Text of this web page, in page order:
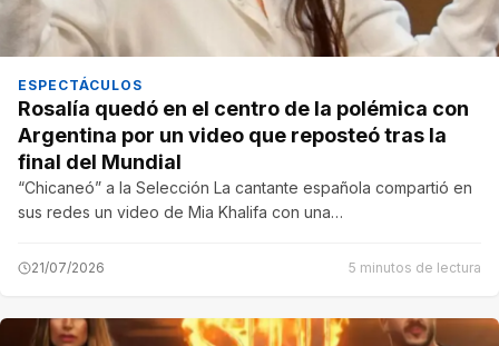
ESPECTÁCULOS
Rosalía quedó en el centro de la polémica con
Argentina por un video que reposteó tras la
final del Mundial
“Chicaneó” a la Selección La cantante española compartió en
sus redes un video de Mia Khalifa con una…
21/07/2026 5 minutos de lectura